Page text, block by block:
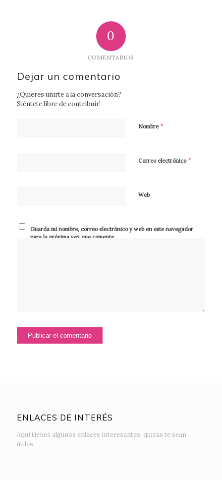
0
COMENTARIOS
Dejar un comentario
¿Quieres unirte a la conversación?
Siéntete libre de contribuir!
Nombre*
Correo electrónico*
Web
Guarda mi nombre, correo electrónico y web en este navegador
para la próxima vez que comente.
ENLACES DE INTERÉS
Aquí tienes algunos enlaces interesantes, quizás te sean
útiles.